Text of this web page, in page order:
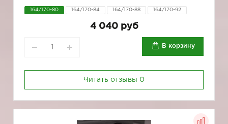
164/170-80 164/170-84 164/170-88 164/170-92
4 040 руб
В корзину
Читать отзывы 0